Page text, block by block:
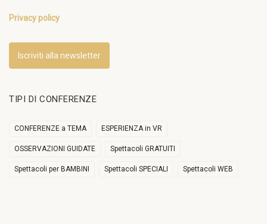
Privacy policy
Iscriviti alla newsletter
TIPI DI CONFERENZE
CONFERENZE a TEMA ESPERIENZA in VR
OSSERVAZIONI GUIDATE Spettacoli GRATUITI
Spettacoli per BAMBINI Spettacoli SPECIALI Spettacoli WEB